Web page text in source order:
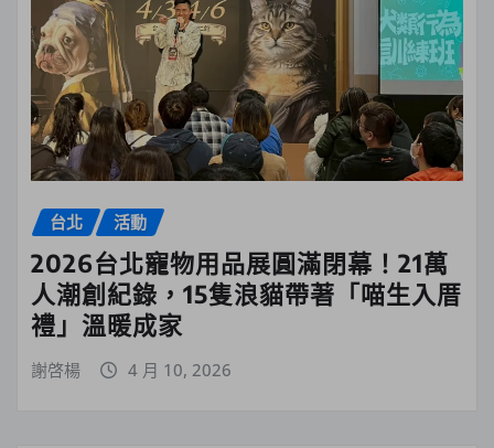
台北 活動
2026台北寵物用品展圓滿閉幕！21萬
人潮創紀錄，15隻浪貓帶著「喵生入厝
禮」溫暖成家
謝啓楊 4 月 10, 2026